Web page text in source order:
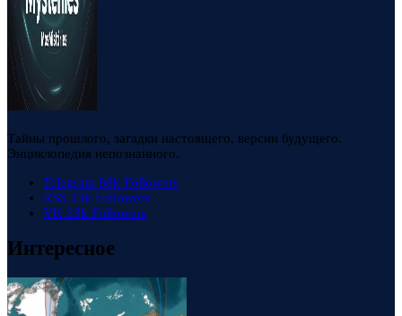
Тайны прошлого, загадки настоящего, версии будущего.
Энциклопедия непознанного.
Telegram 88k Followers
RSS 23k Followers
VK 23k Followers
Интересное